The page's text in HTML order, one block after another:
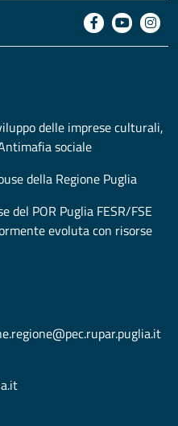
delle imprese culturali,
sociale
della Regione Puglia
del POR Puglia FESR/FSE
evoluta con risorse